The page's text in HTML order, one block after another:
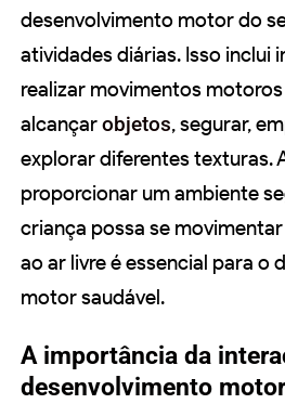
desenvolvimento motor do
atividades diárias. Isso inclui
realizar movimentos
alcançarobjetos, segurar,
explorar diferentes texturas.
proporcionar um ambiente
criança possa se
ao ar livre é essencial para o
motor saudável.
A importância da
desenvolvimento motor